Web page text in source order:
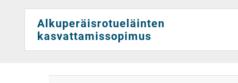
Alkuperäisrotueläinten
kasvattamissopimus